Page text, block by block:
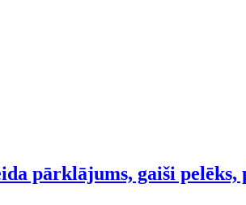
pārklājums, gaiši pelēks,